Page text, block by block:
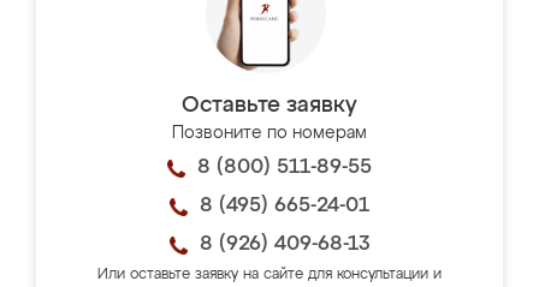
Оставьте заявку
Позвоните по номерам
8 (800) 511-89-55
8 (495) 665-24-01
8 (926) 409-68-13
Или оставьте заявку на сайте для консультации и